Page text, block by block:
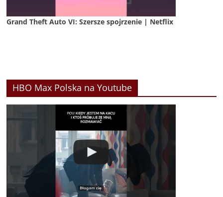
Grand Theft Auto VI: Szersze spojrzenie | Netflix
HBO Max Polska na Youtube